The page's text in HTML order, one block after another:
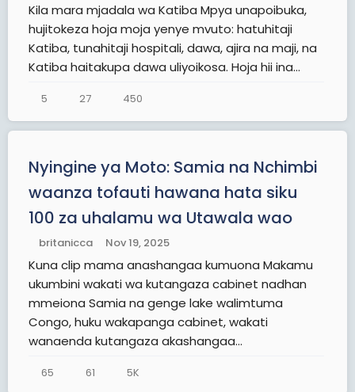
Kila mara mjadala wa Katiba Mpya unapoibuka,
hujitokeza hoja moja yenye mvuto: hatuhitaji
Katiba, tunahitaji hospitali, dawa, ajira na maji, na
Katiba haitakupa dawa uliyoikosa. Hoja hii ina...
5 27 450
Nyingine ya Moto: Samia na Nchimbi
waanza tofauti hawana hata siku
100 za uhalamu wa Utawala wao
britanicca Nov 19, 2025
Kuna clip mama anashangaa kumuona Makamu
ukumbini wakati wa kutangaza cabinet nadhan
mmeiona Samia na genge lake walimtuma
Congo, huku wakapanga cabinet, wakati
wanaenda kutangaza akashangaa...
65 61 5K